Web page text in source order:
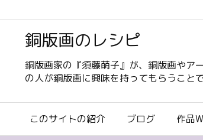
銅版画のレシピ
銅版画家の『須藤萌子』が、銅版画やア
の人が銅版画に興味を持ってもらうことで
このサイトの紹介 ブログ 作品